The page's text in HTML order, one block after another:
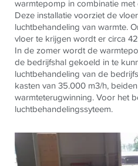
warmtepomp in combinatie
Deze installatie voorziet de
luchtbehandeling van warmte.
vloer te krijgen wordt er circa
In de zomer wordt de
de bedrijfshal gekoeld in te
luchtbehandeling van de
kasten van 35.000 m3/h,
warmteterugwinning. Voor het
luchtbehandelingssyteem.